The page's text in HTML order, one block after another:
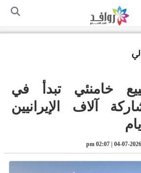
سياسة الخصوصية
خامنئي تبدأ في
آلاف الإيرانيين